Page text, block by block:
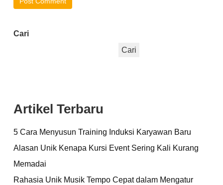
Cari
Cari
Artikel Terbaru
5 Cara Menyusun Training Induksi Karyawan Baru
Alasan Unik Kenapa Kursi Event Sering Kali Kurang
Memadai
Rahasia Unik Musik Tempo Cepat dalam Mengatur